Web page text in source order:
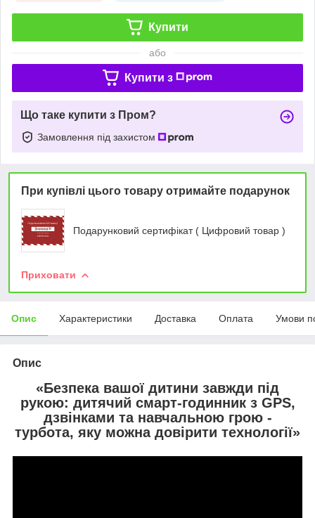
Купити
або
Купити з
Що таке купити з Пром?
Замовлення під захистом
При купівлі цього товару отримайте подарунок
Подарунковий сертифікат ( Цифровий товар )
Приховати
Опис Характеристики Доставка Оплата Умови
Опис
«Безпека вашої дитини завжди під
рукою: дитячий смарт-годинник зGPS,
дзвінками та навчальною грою-
турбота, яку можна довірити технології»